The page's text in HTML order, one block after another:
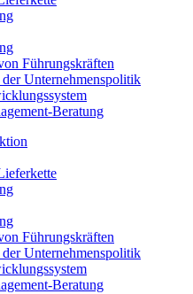
Führungskräften
Unternehmenspolitik
Beratung
Führungskräften
Unternehmenspolitik
Beratung